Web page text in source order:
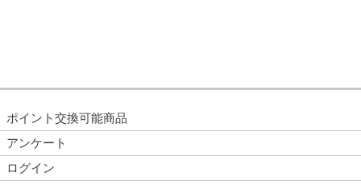
ポイント交換可能商品
アンケート
ログイン